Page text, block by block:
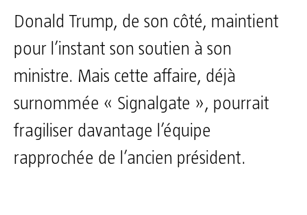
Donald Trump, de son côté, maintient
pour l’instant son soutien à son
ministre. Mais cette affaire, déjà
surnommée « Signalgate », pourrait
fragiliser davantage l’équipe
rapprochée de l’ancien président.